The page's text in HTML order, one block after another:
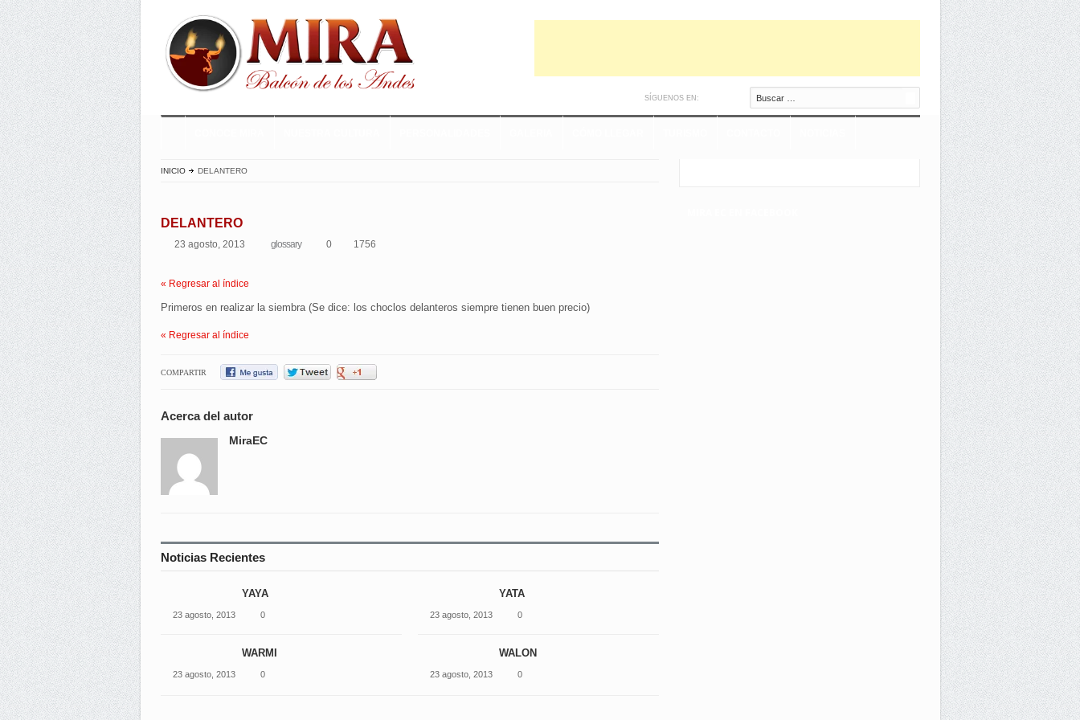
Buscar
SÍGUENOS EN:
INICIO DELANTERO
DELANTERO
23 agosto, 2013 glossary 0 1756
« Regresar al índice
Primeros en realizar la siembra (Se dice: los choclos delanteros siempre tienen buen precio)
« Regresar al índice
COMPARTIR
Acerca del autor
MiraEC
Noticias Recientes
YAYA
23 agosto, 2013 0
YATA
23 agosto, 2013 0
WARMI
23 agosto, 2013 0
WALON
23 agosto, 2013 0